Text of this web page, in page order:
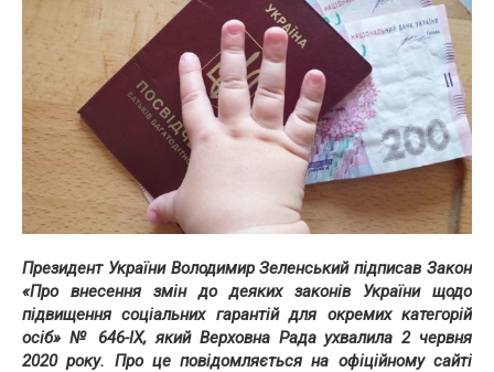
Президент України Володимир Зеленський підписав Закон
«Про внесення змін до деяких законів України щодо
підвищення соціальних гарантій для окремих категорій
осіб» № 646-ІХ, який Верховна Рада ухвалила 2 червня
2020 року. Про це повідомляється на офіційному сайті